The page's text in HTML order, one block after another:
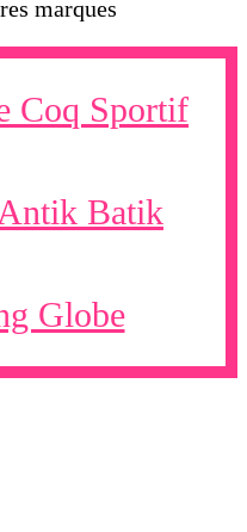
marques
Coq Sportif
Batik
Globe